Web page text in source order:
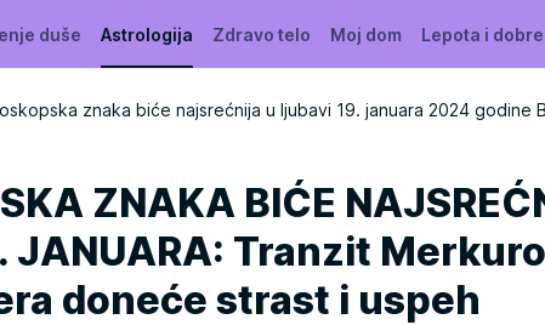
duše Astrologija Zdravo telo Moj dom Lepota i
znaka biće najsrećnija u ljubavi 19. januara 2024 godine
ZNAKA BIĆE
JANUARA: Tranzit
doneće strast i uspeh